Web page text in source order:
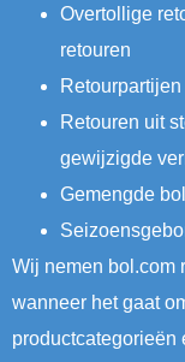
Overtollige
retouren
Retouren uit
gewijzigde
Gemengde
Wij nemen bol.com
wanneer het gaat
productcategorieën